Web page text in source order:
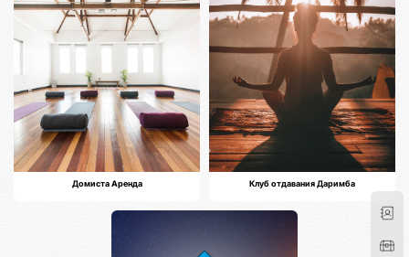
Домиста Аренда Клуб отдавания Даримба